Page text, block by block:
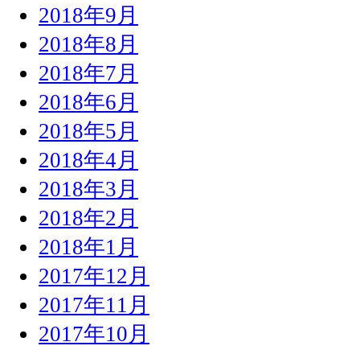
2018年9月
2018年8月
2018年7月
2018年6月
2018年5月
2018年4月
2018年3月
2018年2月
2018年1月
2017年12月
2017年11月
2017年10月